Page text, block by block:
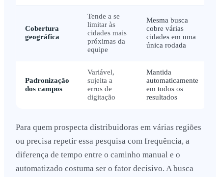
Cobertura
geográfica
Tende a se
limitar às
cidades mais
próximas da
equipe
Mesma busca
cobre várias
cidades em uma
única rodada
Padronização
dos campos
Variável,
sujeita a
erros de
digitação
Mantida
automaticamente
em todos os
resultados
Para quem prospecta distribuidoras em várias regiões
ou precisa repetir essa pesquisa com frequência, a
diferença de tempo entre o caminho manual e o
automatizado costuma ser o fator decisivo. A busca